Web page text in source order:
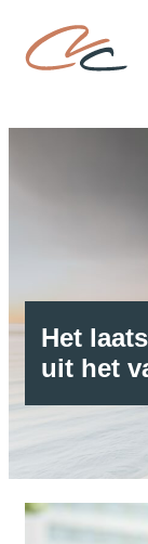
Het
uit het